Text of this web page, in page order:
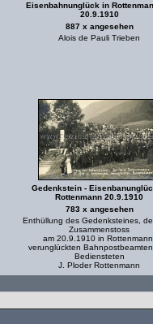
Eisenbahnunglück in
20.9.1910
887 x angesehen
Alois de Pauli Trieben
Gedenkstein -
Rottenmann 20.9.1910
783 x angesehen
Enthüllung des Gedenksteines,
Zusammenstoss
am 20.9.1910 in
verunglückten
Bediensteten
J. Ploder Rottenmann